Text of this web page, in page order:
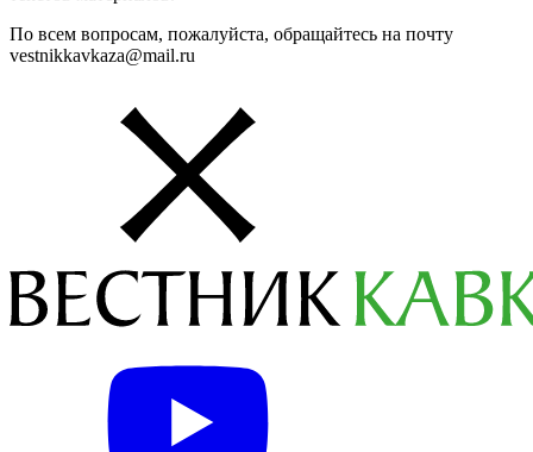
По всем вопросам, пожалуйста, обращайтесь на почту
vestnikkavkaza@mail.ru